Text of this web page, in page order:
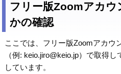
フリー版Zoomアカウ
かの確認
ここでは、フリー版Zoomアカウ
（例: keio.jiro@keio.jp）で取得
しています。